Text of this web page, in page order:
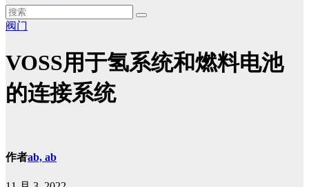
阀门
VOSS用于氢系统和燃料电池
的连接系统
作者ab, ab